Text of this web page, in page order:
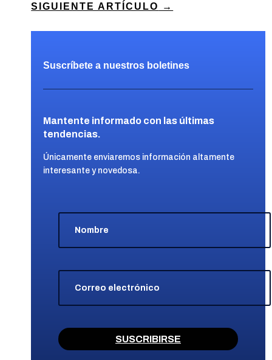
SIGUIENTE ARTÍCULO
→
Suscríbete a nuestros boletines
Mantente informado con las últimas
tendencias.
Únicamente enviaremos información altamente
interesante y novedosa.
SUSCRIBIRSE